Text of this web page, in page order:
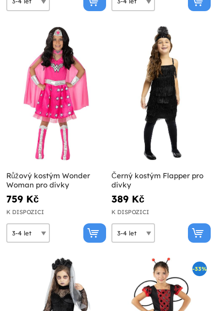
Růžový kostým Wonder
Woman pro dívky
759 Kč
K DISPOZICI
Černý kostým Flapper pro
dívky
389 Kč
K DISPOZICI
-33%